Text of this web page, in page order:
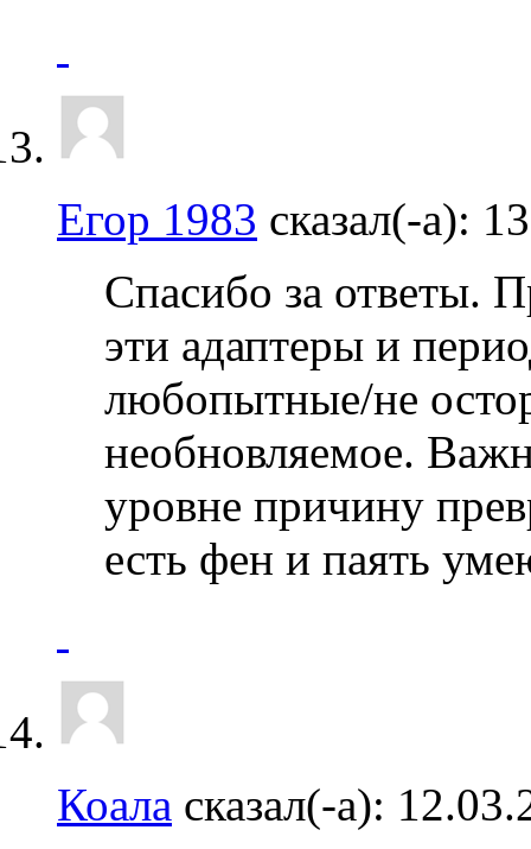
Егор 1983 сказал(-а):
Спасибо за ответы.
эти адаптеры и
любопытные/не
необновляемое.
уровне причину
есть фен и паять
Коала сказал(-а):